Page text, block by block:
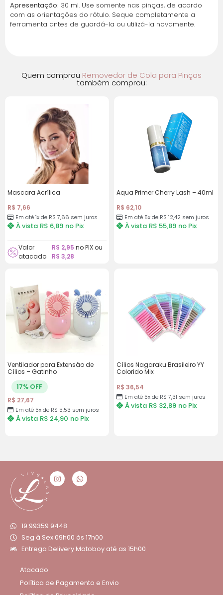
Apresentação: 30 ml. Use somente nas pinças, de acordo
com as orientações do rótulo. Seque completamente a
ferramenta antes de guardá-la ou utilizá-la novamente.
Quem comprou Removedor de Cola para Pinças
também comprou:
Mascara Acrílica
R$ 7,66
Em até 1x de R$7,66 sem juros
À vista R$ 6,89 no Pix
Valor
atacado
R$ 2,95 no PIX ou
R$ 3,28
Aqua Primer Cherry Lash – 40ml
R$ 62,10
Em até 5x de R$ 12,42 sem juros
À vista R$ 55,89 no Pix
Ventilador para Extensão de
Cílios – Gatinho
17% OFF
R$ 27,67
Em até 5x de R$ 5,53 sem juros
À vista R$ 24,90 no Pix
Cílios Nagaraku Brasileiro YY
Colorido Mix
R$ 36,54
Em até 5x de R$7,31 sem juros
À vista R$ 32,89 no Pix
19 99359 9448
Seg à Sex 09h00 às 17h00
Entrega Delivery Motoboy até as 15h00
Atacado
Política de Pagamento e Envio